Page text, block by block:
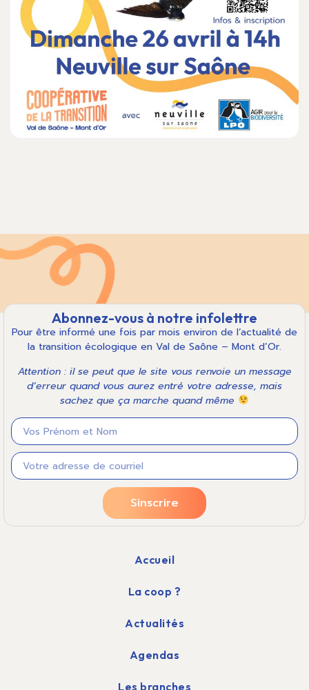
Abonnez-vous à notre infolettre
Pour être informé une fois par mois environ de l’actualité de
la transition écologique en Val de Saône – Mont d’Or.
Attention : il se peut que le site vous renvoie un message
d’erreur quand vous aurez entré votre adresse, mais
sachez que ça marche quand même
Sinscrire
Accueil
La coop ?
Actualités
Agendas
Les branches